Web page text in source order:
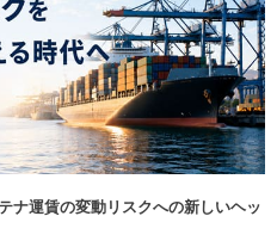
ナ運賃の変動リスクへの新しいヘッ